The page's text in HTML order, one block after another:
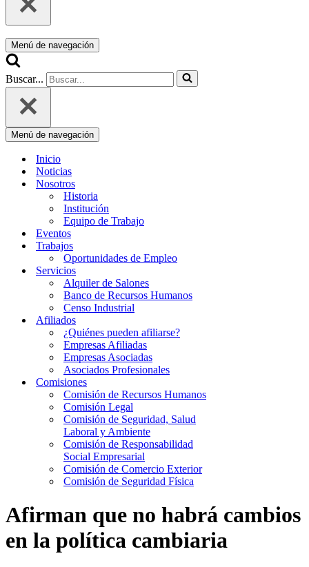
Menú de navegación
Buscar...
Menú de navegación
Inicio
Noticias
Nosotros
Historia
Institución
Equipo de Trabajo
Eventos
Trabajos
Oportunidades de Empleo
Servicios
Alquiler de Salones
Banco de Recursos Humanos
Censo Industrial
Afiliados
¿Quiénes pueden afiliarse?
Empresas Afiliadas
Empresas Asociadas
Asociados Profesionales
Comisiones
Comisión de Recursos Humanos
Comisión Legal
Comisión de Seguridad, Salud
Laboral y Ambiente
Comisión de Responsabilidad
Social Empresarial
Comisión de Comercio Exterior
Comisión de Seguridad Física
Afirman que no habrá cambios
en la política cambiaria